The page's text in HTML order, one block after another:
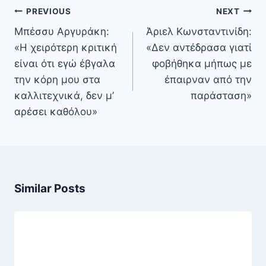
Πλοήγηση
άρθρων
PREVIOUS
Μπέσσυ Αργυράκη:
«Η χειρότερη κριτική
είναι ότι εγώ έβγαλα
την κόρη μου στα
καλλιτεχνικά, δεν μ’
αρέσει καθόλου»
NEXT
Άριελ Κωνσταντινίδη:
«Δεν αντέδρασα γιατί
φοβήθηκα μήπως με
έπαιρναν από την
παράσταση»
Similar Posts